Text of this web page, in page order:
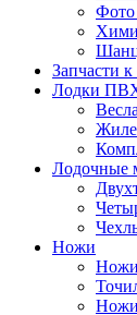
Фото
Запчасти
Лодки
Лодочные
Ножи
Ножи